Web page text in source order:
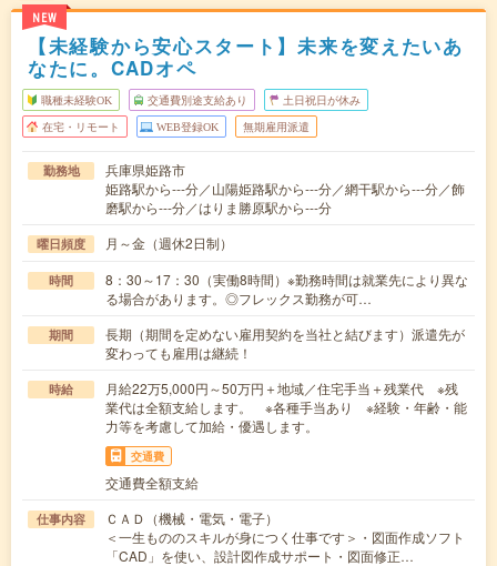
NEW
【未経験から安心スタート】未来を変えたいあ
なたに。CADオペ
職種未経験OK 交通費別途支給あり 土日祝日が休み
在宅・リモート WEB登録OK 無期雇用派遣
勤務地
兵庫県姫路市
姫路駅から---分／山陽姫路駅から---分／網干駅から---分／飾
磨駅から---分／はりま勝原駅から---分
曜日頻度 月～金（週休2日制）
時間
8：30～17：30（実働8時間）※勤務時間は就業先により異な
る場合があります。◎フレックス勤務が可…
期間
長期（期間を定めない雇用契約を当社と結びます）派遣先が
変わっても雇用は継続！
時給
月給22万5,000円～50万円＋地域／住宅手当＋残業代 ※残
業代は全額支給します。 ※各種手当あり ※経験・年齢・能
力等を考慮して加給・優遇します。
交通費
交通費全額支給
仕事内容
ＣＡＤ（機械・電気・電子）
＜一生もののスキルが身につく仕事です＞・図面作成ソフト
「CAD」を使い、設計図作成サポート・図面修正…